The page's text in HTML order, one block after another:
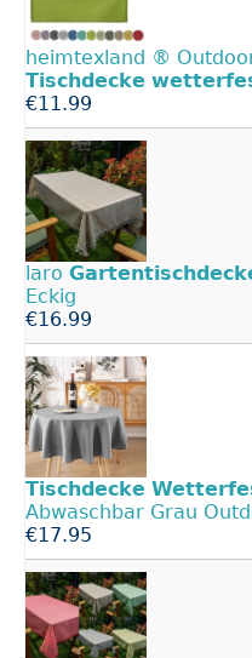
heimtexland ®
Tischdecke
€11.99
laro
Eckig
€16.99
Tischdecke
Abwaschbar Grau
€17.95